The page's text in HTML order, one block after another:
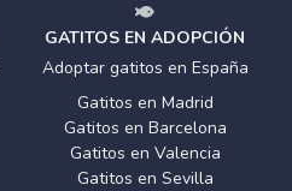
GATITOS EN ADOPCIÓN
Adoptar gatitos en España
Gatitos en Madrid
Gatitos en Barcelona
Gatitos en Valencia
Gatitos en Sevilla